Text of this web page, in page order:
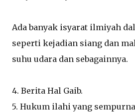
Ada banyak isyarat ilmiyah
seperti kejadian siang dan
suhu udara dan sebagainnya.
4. Berita Hal Gaib.
5. Hukum ilahi yang sempurna